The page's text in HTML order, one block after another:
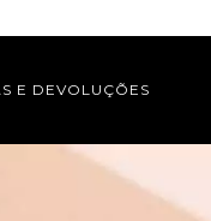
E DEVOLUÇÕES